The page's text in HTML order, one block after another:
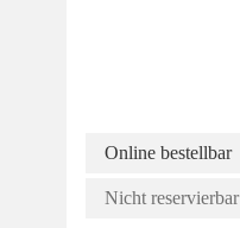
Online bestellbar
Nicht reservierbar